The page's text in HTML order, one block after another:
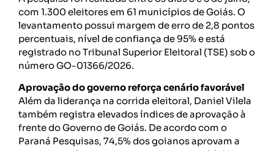
com 1.300 eleitores em 61 municípios de Goiás. O
levantamento possui margem de erro de 2,8 pontos
percentuais, nível de confiança de 95% e está
registrado no Tribunal Superior Eleitoral (TSE) sob o
número GO-01366/2026.
Aprovação do governo reforça cenário favorável
Além da liderança na corrida eleitoral, Daniel Vilela
também registra elevados índices de aprovação à
frente do Governo de Goiás. De acordo com o
Paraná Pesquisas, 74,5% dos goianos aprovam a